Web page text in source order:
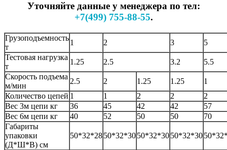
Уточняйте данные у менеджера по тел:
+7(499) 755-88-55.
Грузоподъемность
т
1 2 3
5
Тестовая нагрузка
т
1.25 2.5 3.2
5.5
Скорость подъема
м/мин
2.5 2 1.25 1.25
1
Количество цепей 1 1 2 2
2
Вес 3м цепи кг
36 45 42 42
57
Вес 6м цепи кг
40 52 50 50
70
Габариты
упаковки
(Д*Ш*В) см
50*32*2850*32*3050*32*3050*32*30